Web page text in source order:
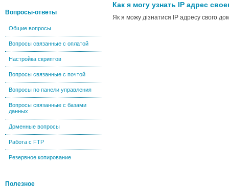
Как я могу узнать IP адрес
Як я можу дізнатися IP адресу свого
Вопросы-ответы
Общие вопросы
Вопросы связанные с оплатой
Настройка скриптов
Вопросы связанные с почтой
Вопросы по панели управления
Вопросы связанные с базами
данных
Доменные вопросы
Работа с FTP
Резервное копирование
Полезное